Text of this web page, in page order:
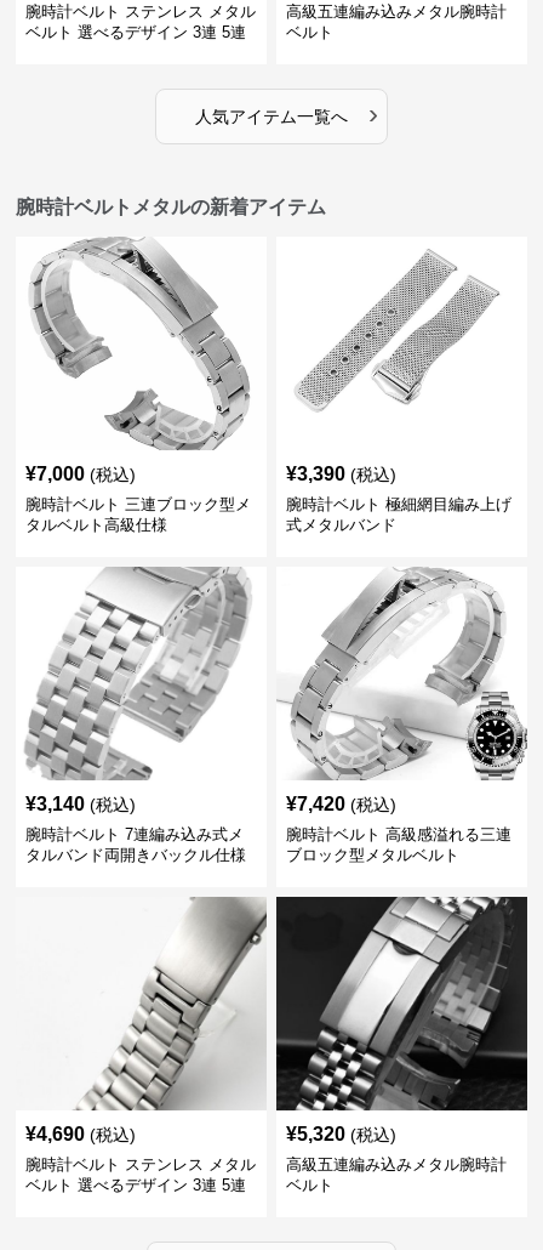
腕時計ベルト ステンレス メタル
ベルト 選べるデザイン 3連 5連
高級五連編み込みメタル腕時計
ベルト
人気アイテム一覧へ ›
腕時計ベルトメタルの新着アイテム
¥7,000 (税込)
腕時計ベルト 三連ブロック型メ
タルベルト高級仕様
¥3,390 (税込)
腕時計ベルト 極細網目編み上げ
式メタルバンド
¥3,140 (税込)
腕時計ベルト 7連編み込み式メ
タルバンド両開きバックル仕様
¥7,420 (税込)
腕時計ベルト 高級感溢れる三連
ブロック型メタルベルト
¥4,690 (税込)
腕時計ベルト ステンレス メタル
ベルト 選べるデザイン 3連 5連
¥5,320 (税込)
高級五連編み込みメタル腕時計
ベルト